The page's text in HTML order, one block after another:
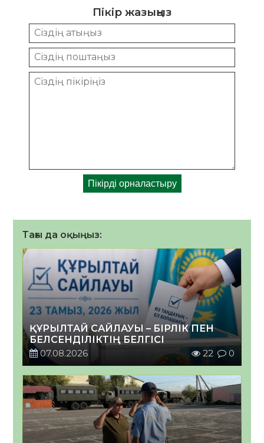
Пікір жазыңыз
Тағы да оқыңыз:
ҚҰРЫЛТАЙ САЙЛАУЫ – БІРЛІК ПЕН
БЕЛСЕНДІЛІКТІҢ БЕЛГІСІ
07.08.2026
22 0